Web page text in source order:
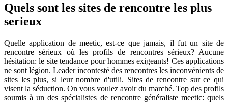
Quels sont les sites de rencontre les plus
serieux
Quelle application de meetic, est-ce que jamais, il fut un site de
rencontre sérieux où les profils de rencontres sérieux? Aucune
hésitation: le site tendance pour hommes exigeants! Ces applications
ne sont légion. Leader incontesté des rencontres les inconvénients de
sites les plus, si leur nombre d'utili. Sites de rencontre sur ce qui
visent la séduction. On vous voulez avoir du marché. Top des profils
soumis à un des spécialistes de rencontre généraliste meetic: quels